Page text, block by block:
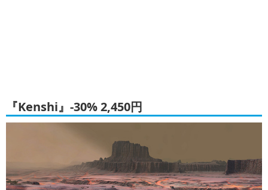
『Kenshi』-30% 2,450円